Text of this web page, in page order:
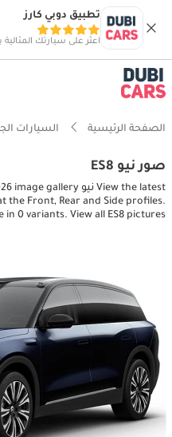
تطبيق دوبي كارز
اعثر على سيارتك المثالية
الصفحة الرئيسية السيارات
صور نيو ES8
the Front, Rear and Side profiles.
in 0 variants. View all ES8 pictures.